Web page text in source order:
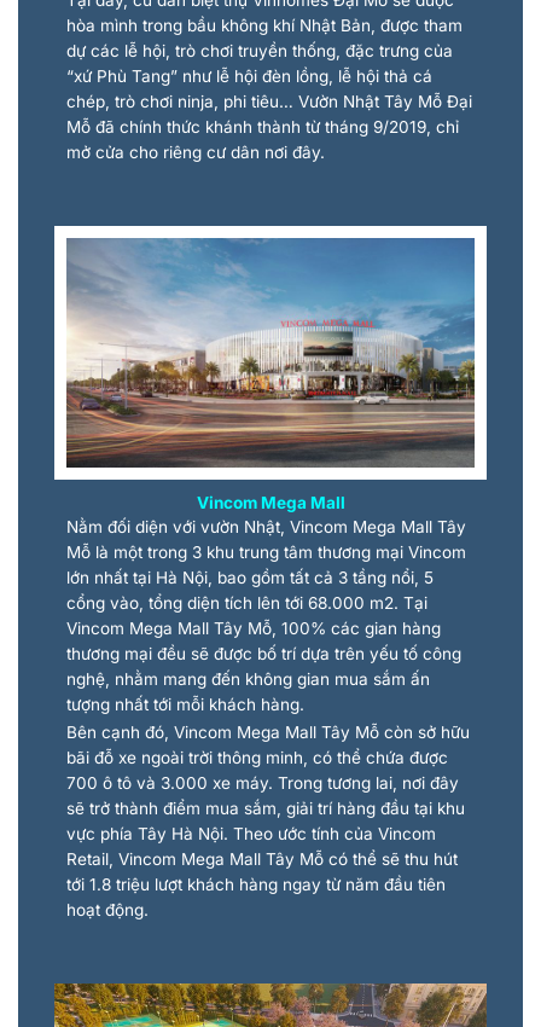
hòa mình trong bầu không khí Nhật Bản, được tham
dự các lễ hội, trò chơi truyền thống, đặc trưng của
“xứ Phù Tang” như lễ hội đèn lồng, lễ hội thả cá
chép, trò chơi ninja, phi tiêu… Vườn Nhật Tây Mỗ Đại
Mỗ đã chính thức khánh thành từ tháng 9/2019, chỉ
mở cửa cho riêng cư dân nơi đây.
Vincom Mega Mall
Nằm đối diện với vườn Nhật, Vincom Mega Mall Tây
Mỗ là một trong 3 khu trung tâm thương mại Vincom
lớn nhất tại Hà Nội, bao gồm tất cả 3 tầng nổi, 5
cổng vào, tổng diện tích lên tới 68.000 m2. Tại
Vincom Mega Mall Tây Mỗ, 100% các gian hàng
thương mại đều sẽ được bố trí dựa trên yếu tố công
nghệ, nhằm mang đến không gian mua sắm ấn
tượng nhất tới mỗi khách hàng.
Bên cạnh đó, Vincom Mega Mall Tây Mỗ còn sở hữu
bãi đỗ xe ngoài trời thông minh, có thể chứa được
700 ô tô và 3.000 xe máy. Trong tương lai, nơi đây
sẽ trở thành điểm mua sắm, giải trí hàng đầu tại khu
vực phía Tây Hà Nội. Theo ước tính của Vincom
Retail, Vincom Mega Mall Tây Mỗ có thể sẽ thu hút
tới 1.8 triệu lượt khách hàng ngay từ năm đầu tiên
hoạt động.